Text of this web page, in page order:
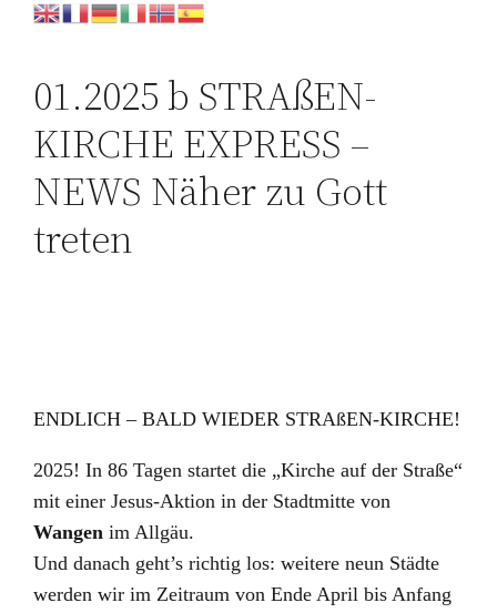
01.2025 b STRAßEN-
KIRCHE EXPRESS –
NEWS Näher zu Gott
treten
ENDLICH – BALD WIEDER STRAßEN-KIRCHE!
2025! In 86 Tagen startet die „Kirche auf der Straße“
mit einer Jesus-Aktion in der Stadtmitte von
Wangenim Allgäu.
Und danach geht’s richtig los: weitere neun Städte
werden wir im Zeitraum von Ende April bis Anfang